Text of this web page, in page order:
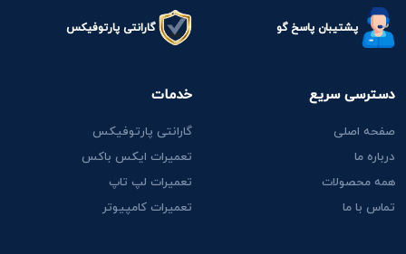
پشتیبان پاسخ گو گارانتی پارتوفیکس
دسترسی سریع
صفحه اصلی
درباره ما
همه محصولات
تماس با ما
خدمات
گارانتی پارتوفیکس
تعمیرات ایکس باکس
تعمیرات لپ تاپ
تعمیرات کامپیوتر